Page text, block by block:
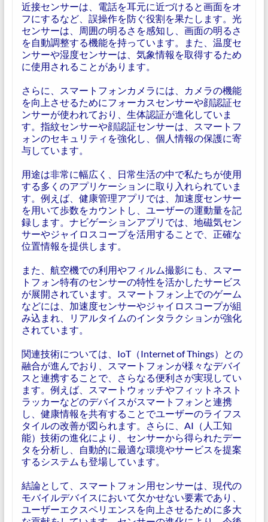
近接センサーは、電話を耳元に近づけると画面をオ
フにするなど、誤操作を防ぐ役割を果たします。光
センサーは、周囲の明るさを感知し、画面の明るさ
を自動調整する機能を持っています。また、温度セ
ンサーや湿度センサーは、気象情報を取得するため
に使用されることがあります。
さらに、スマートフォンカメラには、カメラの機能
を向上させるためにフォーカスセンサーや顔認証セ
ンサーが使われており、生体認証が進化していま
す。指紋センサーや顔認証センサーは、スマートフ
ォンのセキュリティを強化し、個人情報の保護に寄
与しています。
用途は非常に幅広く、日常生活の中で私たちが使用
する多くのアプリケーションに取り入れられていま
す。例えば、健康管理アプリでは、加速度センサー
を用いて歩数をカウントし、ユーザーの運動量を記
録します。ナビゲーションアプリでは、地磁気セン
サーやジャイロスコープを活用することで、正確な
位置情報を提供します。
また、航空機での利用やフィルム撮影にも、スマー
トフォン特有のセンサーの特性を活かしたサービス
が展開されています。スマートフォン上でのゲーム
などには、加速度センサーやジャイロスコープが組
み込まれ、リアルタイムのインタラクションが強化
されています。
関連技術については、IoT（Internet of Things）との
融合が進んでおり、スマートフォンが様々なデバイ
スと連携することで、さらなる便利さが実現してい
ます。例えば、スマートウォッチやフィットネスト
ラッカーなどのデバイスがスマートフォンと連携
し、健康情報を共有することでユーザーのライフス
タイルの改善が図られます。さらに、AI（人工知
能）技術の進化により、センサーから得られたデー
タを分析し、自動的に最適な環境やサービスを提案
するシステムも登場しています。
結論として、スマートフォン用センサーは、現代の
モバイルデバイスにおいて欠かせない要素であり、
ユーザーエクスペリエンスを向上させるために多大